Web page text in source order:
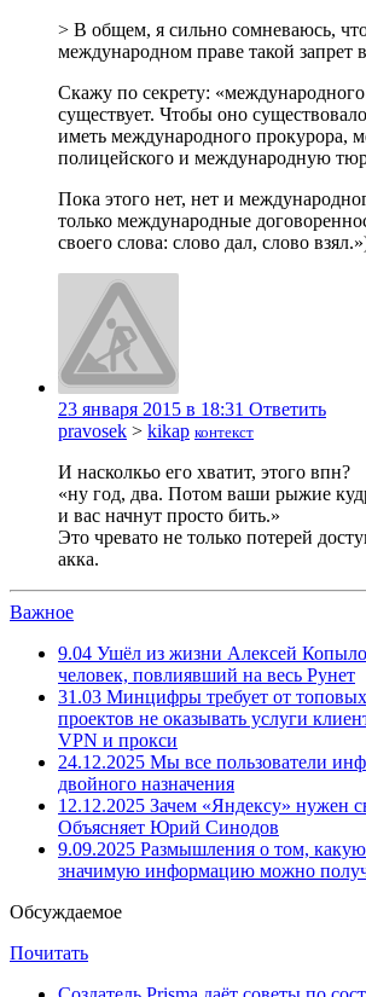
> В общем, я сильно сомневаюсь,
международном праве такой запрет
Скажу по секрету:
существует. Чтобы оно
иметь международного прокурора,
полицейского и международную
Пока этого нет, нет и
только международные
своего слова: слово дал, слово
23 января 2015 в 18:31 Ответить
pravosek > kikap контекст
И насколкьо его хватит, этого впн?
«ну год, два. Потом ваши рыжие
и вас начнут просто бить.»
Это чревато не только потерей
акка.
Важное
9.04 Ушёл из жизни Алексей
человек, повлиявший на весь Рунет
31.03 Минцифры требует от
проектов не оказывать услуги
VPN и прокси
24.12.2025 Мы все пользователи
двойного назначения
12.12.2025 Зачем «Яндексу» нужен
Объясняет Юрий Синодов
9.09.2025 Размышления о том,
значимую информацию можно
Обсуждаемое
Почитать